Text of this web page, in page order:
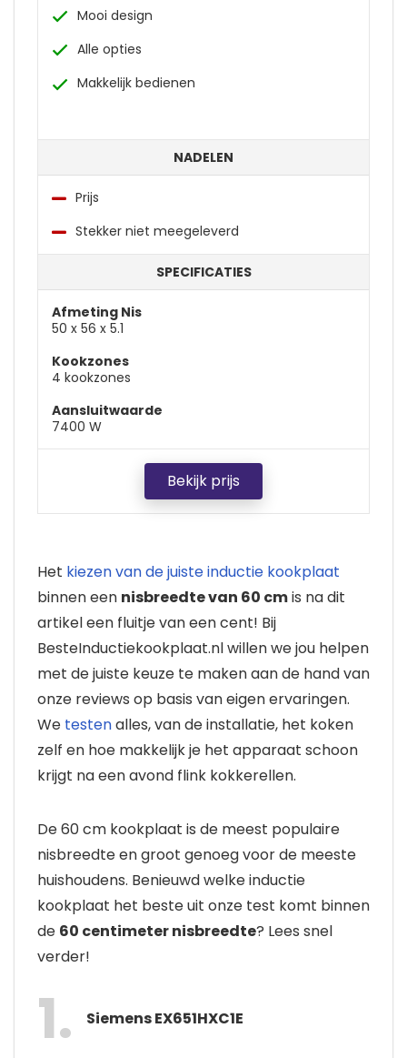
Mooi design
Alle opties
Makkelijk bedienen
NADELEN
Prijs
Stekker niet meegeleverd
SPECIFICATIES
Afmeting Nis
50 x 56 x 5.1
Kookzones
4 kookzones
Aansluitwaarde
7400 W
Bekijk prijs
Het kiezen van de juiste inductie kookplaat
binnen een nisbreedte van 60 cmis na dit
artikel een fluitje van een cent! Bij
BesteInductiekookplaat.nl willen we jou helpen
met de juiste keuze te maken aan de hand van
onze reviews op basis van eigen ervaringen.
We testenalles, van de installatie, het koken
zelf en hoe makkelijk je het apparaat schoon
krijgt na een avond flink kokkerellen.
De 60 cm kookplaat is de meest populaire
nisbreedte en groot genoeg voor de meeste
huishoudens. Benieuwd welke inductie
kookplaat het beste uit onze test komt binnen
de 60 centimeter nisbreedte? Lees snel
verder!
1 Siemens EX651HXC1E